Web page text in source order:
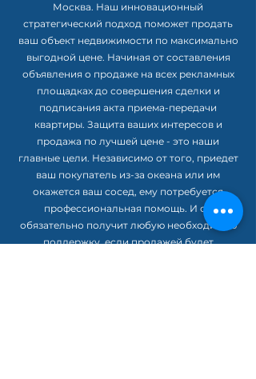
Москва. Наш инновационный
стратегический подход поможет продать
ваш объект недвижимости по максимально
выгодной цене. Начиная от составления
объявления о продаже на всех рекламных
площадках до совершения сделки и
подписания акта приема-передачи
квартиры. Защита ваших интересов и
продажа по лучшей цене - это наши
главные цели. Независимо от того, приедет
ваш покупатель из-за океана или им
окажется ваш сосед, ему потребуется
профессиональная помощь. И он
обязательно получит любую необходимую
поддержку, если продажей будет